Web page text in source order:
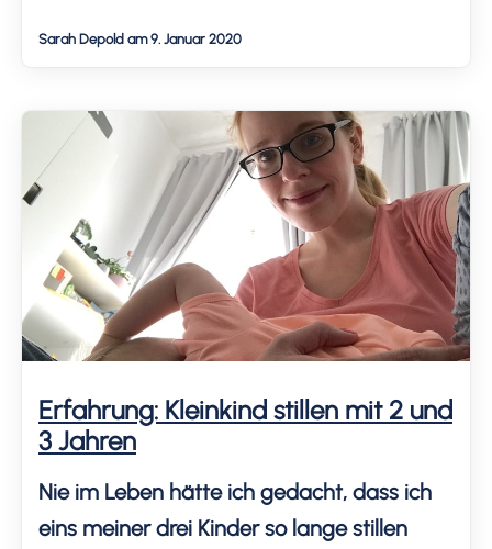
drei Kinder haben und dieser Effekt ab
jahrelang kaum Abende allein als Paar.
Elternschaft am Rande des […]
Sarah Depold am 9. Januar 2020
Erfahrung: Kleinkind stillen mit 2 und
3 Jahren
Nie im Leben hätte ich gedacht, dass ich
eins meiner drei Kinder so lange stillen